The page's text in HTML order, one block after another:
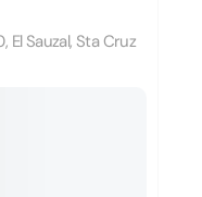
Sauzal, Sta Cruz